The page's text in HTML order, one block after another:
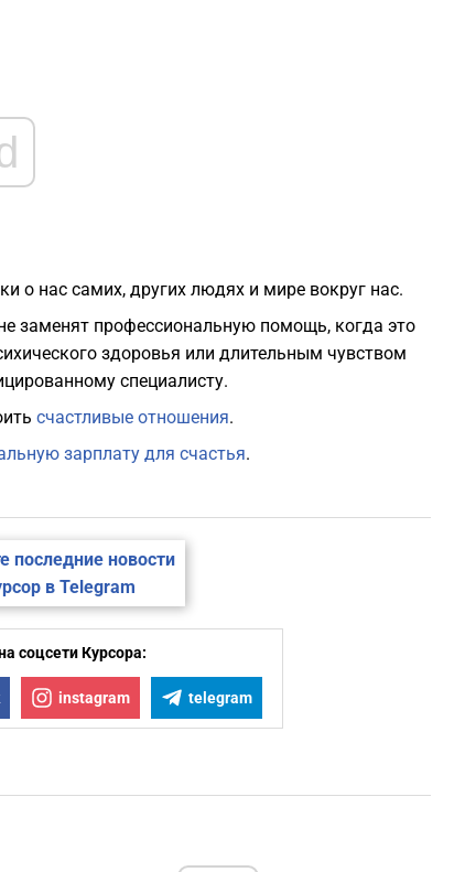
о нас самих, других людях и мире вокруг нас.
заменят профессиональную помощь, когда это
здоровья или длительным чувством
специалисту.
счастливые отношения.
зарплату для счастья.
последние новости
в Telegram
соцсети Курсора:
instagram telegram